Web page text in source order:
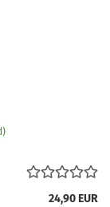
24,90 EUR